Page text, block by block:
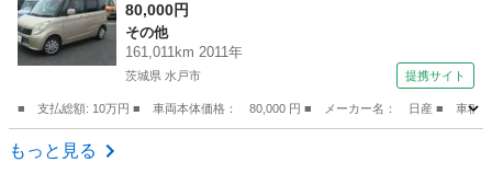
80,000円
その他
161,011km 2011年
茨城県 水戸市 提携サイト
■ 支払総額: 10万円 ■ 車両本体価格： 80,000 円 ■ メーカー名： 日産 ■ 車
茨城 水戸市
もっと見る